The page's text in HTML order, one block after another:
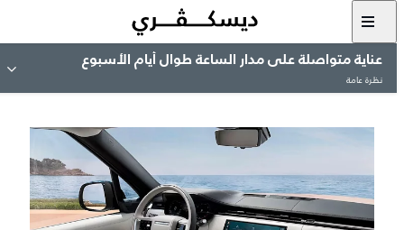
عناية متواصلة على مدار الساعة طوال أيام الأسبوع
نظرة عامة